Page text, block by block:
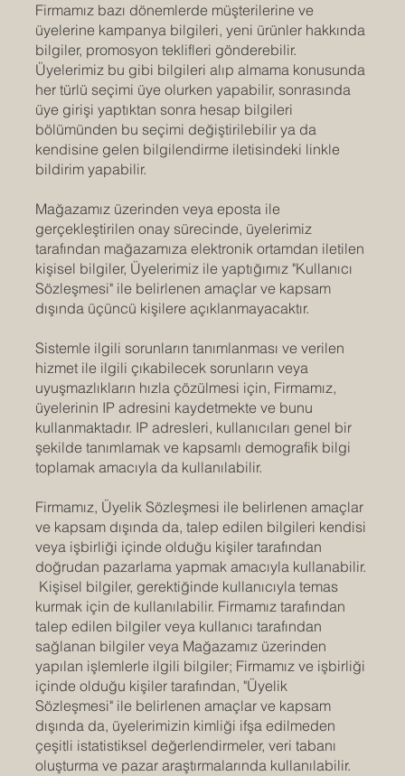
Firmamız bazı dönemlerde müşterilerine ve
üyelerine kampanya bilgileri, yeni ürünler hakkında
bilgiler, promosyon teklifleri gönderebilir.
Üyelerimiz bu gibi bilgileri alıp almama konusunda
her türlü seçimi üye olurken yapabilir, sonrasında
üye girişi yaptıktan sonra hesap bilgileri
bölümünden bu seçimi değiştirilebilir ya da
kendisine gelen bilgilendirme iletisindeki linkle
bildirim yapabilir.
Mağazamız üzerinden veya eposta ile
gerçekleştirilen onay sürecinde, üyelerimiz
tarafından mağazamıza elektronik ortamdan iletilen
kişisel bilgiler, Üyelerimiz ile yaptığımız "Kullanıcı
Sözleşmesi" ile belirlenen amaçlar ve kapsam
dışında üçüncü kişilere açıklanmayacaktır.
Sistemle ilgili sorunların tanımlanması ve verilen
hizmet ile ilgili çıkabilecek sorunların veya
uyuşmazlıkların hızla çözülmesi için, Firmamız,
üyelerinin IP adresini kaydetmekte ve bunu
kullanmaktadır. IP adresleri, kullanıcıları genel bir
şekilde tanımlamak ve kapsamlı demografik bilgi
toplamak amacıyla da kullanılabilir.
Firmamız, Üyelik Sözleşmesi ile belirlenen amaçlar
ve kapsam dışında da, talep edilen bilgileri kendisi
veya işbirliği içinde olduğu kişiler tarafından
doğrudan pazarlama yapmak amacıyla kullanabilir.
Kişisel bilgiler, gerektiğinde kullanıcıyla temas
kurmak için de kullanılabilir. Firmamız tarafından
talep edilen bilgiler veya kullanıcı tarafından
sağlanan bilgiler veya Mağazamız üzerinden
yapılan işlemlerle ilgili bilgiler; Firmamız ve işbirliği
içinde olduğu kişiler tarafından, "Üyelik
Sözleşmesi" ile belirlenen amaçlar ve kapsam
dışında da, üyelerimizin kimliği ifşa edilmeden
çeşitli istatistiksel değerlendirmeler, veri tabanı
oluşturma ve pazar araştırmalarında kullanılabilir.